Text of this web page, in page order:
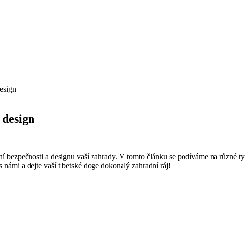
a designu vaší zahrady. V tomto článku se podíváme na různé
a dejte vaší tibetské doge dokonalý zahradní ráj!